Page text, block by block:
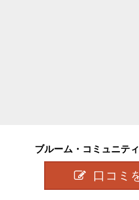
ブルーム・コミュニテ
口コミ